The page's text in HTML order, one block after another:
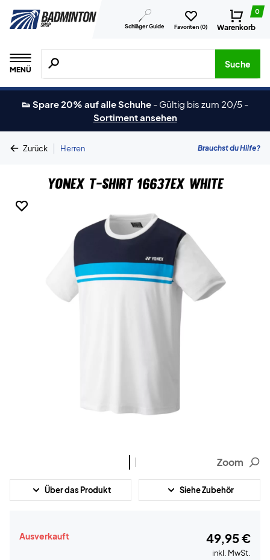
Schläger Guide Favoriten (0)
0
Warenkorb
MENÜ
Suche nach Produkten, Marken usw.
Suche
👟 Spare 20% auf alle Schuhe - Gültig bis zum 20/5 -
Sortiment ansehen
Zurück | Herren Brauchst du Hilfe?
Yonex T-Shirt 16637EX White
Zoom
Über das Produkt Siehe Zubehör
Ausverkauft 49,95 €
inkl. MwSt.